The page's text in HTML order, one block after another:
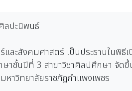
ลปะนิพนธ์
ะสังคมศาสตร์ เป็นประธานในพิธีเ
าชั้นปีที่ 3 สาขาวิชาศิลปศึกษา จัดขึ้
วิทยาลัยราชภัฏกำแพงเพชร